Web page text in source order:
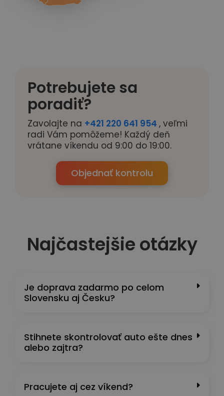
Potrebujete sa
poradiť?
Zavolajte na +421 220 641 954 , veľmi
radi Vám pomôžeme! Každý deň
vrátane víkendu od 9:00 do 19:00.
Objednať kontrolu
Najčastejšie otázky
Je doprava zadarmo po celom
Slovensku aj Česku?
Stihnete skontrolovať auto ešte dnes
alebo zajtra?
Pracujete aj cez víkend?